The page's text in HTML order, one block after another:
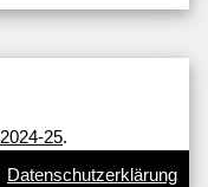
2024-25.
Datenschutzerklärung